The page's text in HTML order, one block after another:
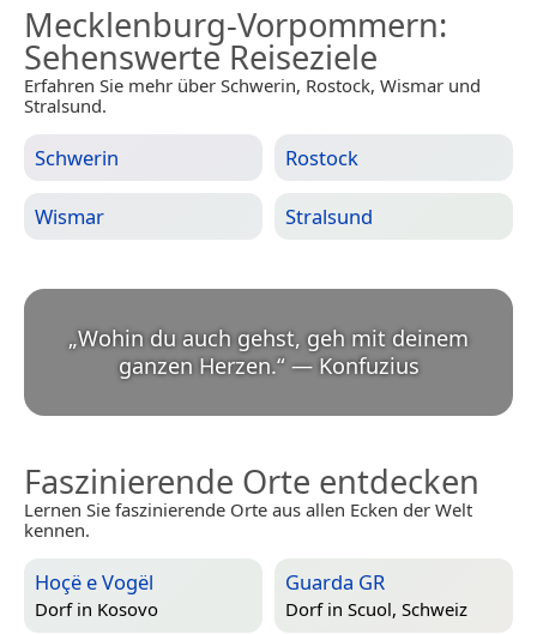
Mecklenburg-Vorpommern:
Sehenswerte Reiseziele
Erfahren Sie mehr über Schwerin, Rostock, Wismar und
Stralsund.
Schwerin Rostock
Wismar Stralsund
„Wohin du auch gehst, geh mit deinem
ganzen Herzen.“ — Konfuzius
Faszinierende Orte entdecken
Lernen Sie faszinierende Orte aus allen Ecken der Welt
kennen.
Hoçë e Vogël
Dorf in Kosovo
Guarda GR
Dorf in Scuol, Schweiz